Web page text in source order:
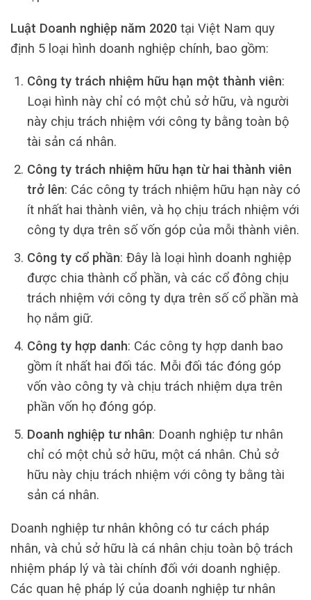
Luật Doanh nghiệp năm 2020 tại Việt Nam quy
định 5 loại hình doanh nghiệp chính, bao gồm:
Công ty trách nhiệm hữu hạn một thành viên:
Loại hình này chỉ có một chủ sở hữu, và người
này chịu trách nhiệm với công ty bằng toàn bộ
tài sản cá nhân.
Công ty trách nhiệm hữu hạn từ hai thành viên
trở lên: Các công ty trách nhiệm hữu hạn này có
ít nhất hai thành viên, và họ chịu trách nhiệm với
công ty dựa trên số vốn góp của mỗi thành viên.
Công ty cổ phần: Đây là loại hình doanh nghiệp
được chia thành cổ phần, và các cổ đông chịu
trách nhiệm với công ty dựa trên số cổ phần mà
họ nắm giữ.
Công ty hợp danh: Các công ty hợp danh bao
gồm ít nhất hai đối tác. Mỗi đối tác đóng góp
vốn vào công ty và chịu trách nhiệm dựa trên
phần vốn họ đóng góp.
Doanh nghiệp tư nhân: Doanh nghiệp tư nhân
chỉ có một chủ sở hữu, một cá nhân. Chủ sở
hữu này chịu trách nhiệm với công ty bằng tài
sản cá nhân.
Doanh nghiệp tư nhân không có tư cách pháp
nhân, và chủ sở hữu là cá nhân chịu toàn bộ trách
nhiệm pháp lý và tài chính đối với doanh nghiệp.
Các quan hệ pháp lý của doanh nghiệp tư nhân